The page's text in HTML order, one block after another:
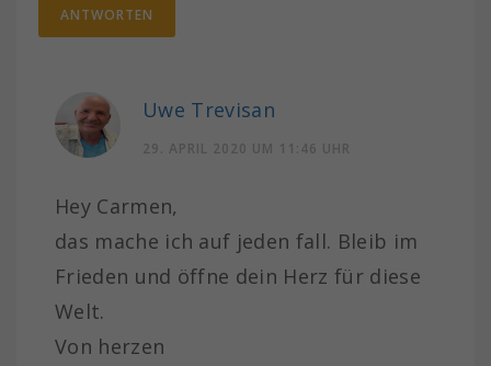
ANTWORTEN
Uwe Trevisan
29. APRIL 2020 UM 11:46 UHR
Hey Carmen,
das mache ich auf jeden fall. Bleib im
Frieden und öffne dein Herz für diese
Welt.
Von herzen